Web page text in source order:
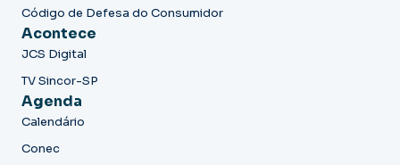
Código de Defesa do Consumidor
Acontece
JCS Digital
TV Sincor-SP
Agenda
Calendário
Conec